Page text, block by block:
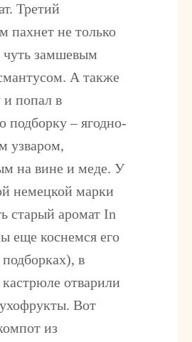
Третий
пахнет не только
чуть замшевым
А также
попал в
подборку – ягодно-
узваром,
на вине и меде. У
немецкой марки
старый аромат In
еще коснемся его
в
отварили
Вот
из